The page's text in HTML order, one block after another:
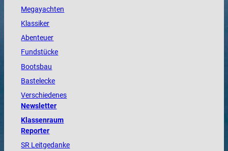
Megayachten
Klassiker
Abenteuer
Fundstücke
Bootsbau
Bastelecke
Verschiedenes
Newsletter
Klassenraum
Reporter
SR Leitgedanke